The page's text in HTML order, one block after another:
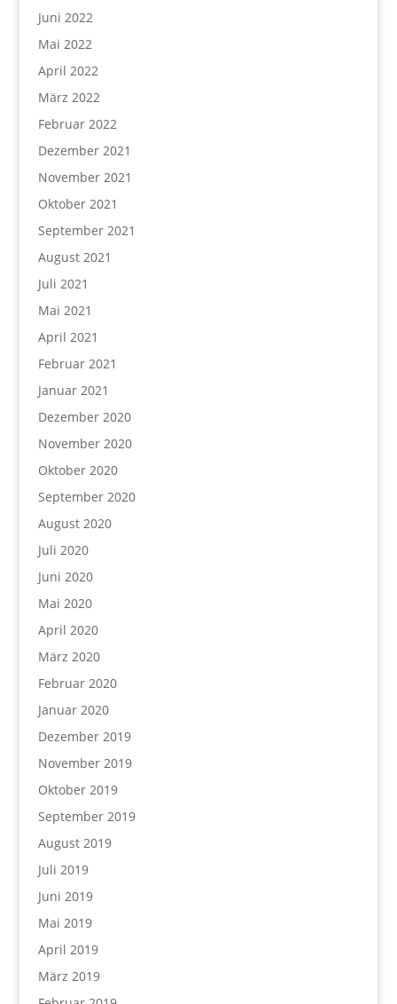
Juni 2022
Mai 2022
April 2022
März 2022
Februar 2022
Dezember 2021
November 2021
Oktober 2021
September 2021
August 2021
Juli 2021
Mai 2021
April 2021
Februar 2021
Januar 2021
Dezember 2020
November 2020
Oktober 2020
September 2020
August 2020
Juli 2020
Juni 2020
Mai 2020
April 2020
März 2020
Februar 2020
Januar 2020
Dezember 2019
November 2019
Oktober 2019
September 2019
August 2019
Juli 2019
Juni 2019
Mai 2019
April 2019
März 2019